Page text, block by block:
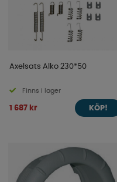
Axelsats Alko 230*50
Finns i lager
1 687 kr KÖP!